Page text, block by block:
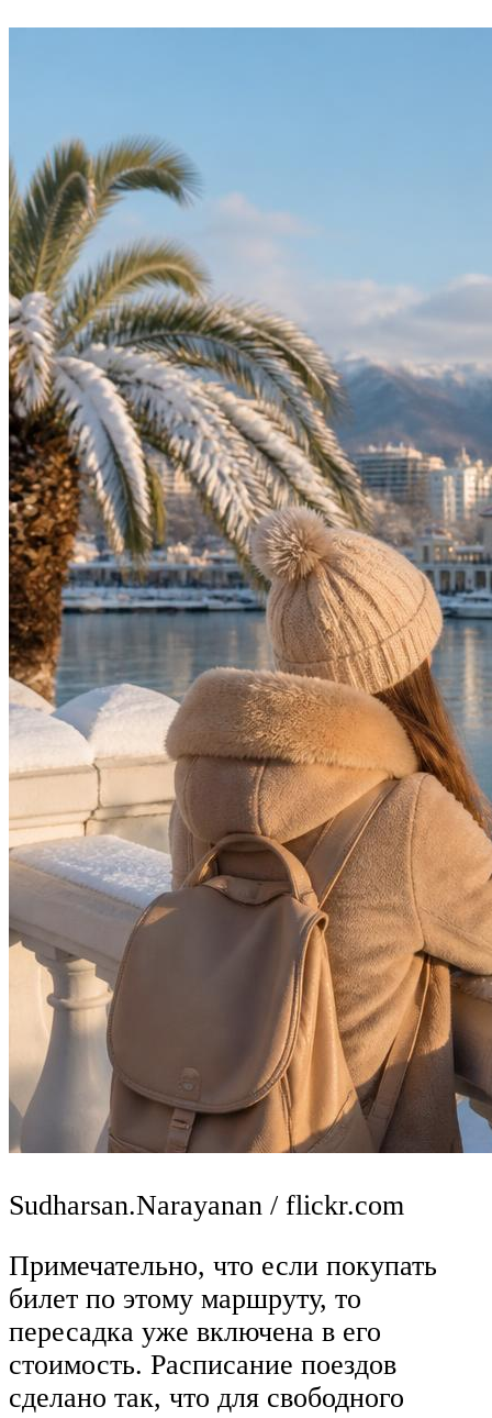
Sudharsan.Narayanan / flickr.com
Примечательно, что если покупать
билет по этому маршруту, то
пересадка уже включена в его
стоимость. Расписание поездов
сделано так, что для свободного